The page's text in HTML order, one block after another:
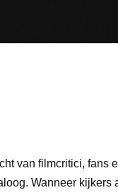
van filmcritici, fans
Wanneer